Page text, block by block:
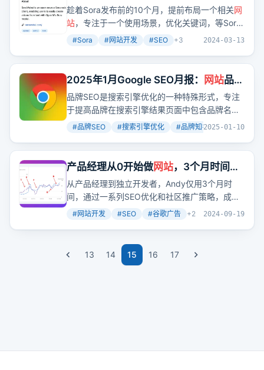
以我们还有10个月的准备时间，赶紧上
个Sora相关的网站吧
趁着Sora发布前的10个月，提前布局一个相关网
站，专注于一个使用场景，优化关键词，等Sora
发布时就能收获成果。
#Sora #网站开发 #SEO +3 2024-03-13
2025年1月Google SEO月报： 网站品牌
《SEO初学者指南》将成为风口，千万别
忽略！
品牌SEO是搜索引擎优化的一种特殊形式，专注
于提高品牌在搜索引擎结果页面中包含品牌名称
或变体的关键字的可见度。通过针对品牌术语优
主题时，品牌会出现在显著位置。
#品牌SEO #搜索引擎优化 #品牌知名度 +2
2025-01-10
产品经理从0开始做网站，3个月时间实
现每天从谷歌获取流量破千
从产品经理到独立开发者，Andy仅用3个月时
间，通过一系列SEO优化和社区推广策略，成功
使网站日点击量破千。这表明，只要方法得当，
#网站开发 #SEO #谷歌广告 +2 2024-09-19
13 14 15 16 17